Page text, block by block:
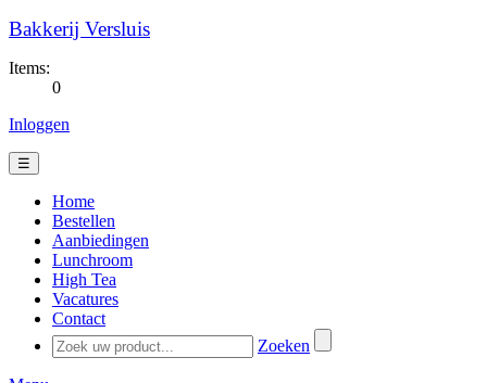
Bakkerij Versluis
Items:
0
Inloggen
☰
Home
Bestellen
Aanbiedingen
Lunchroom
High Tea
Vacatures
Contact
Zoeken